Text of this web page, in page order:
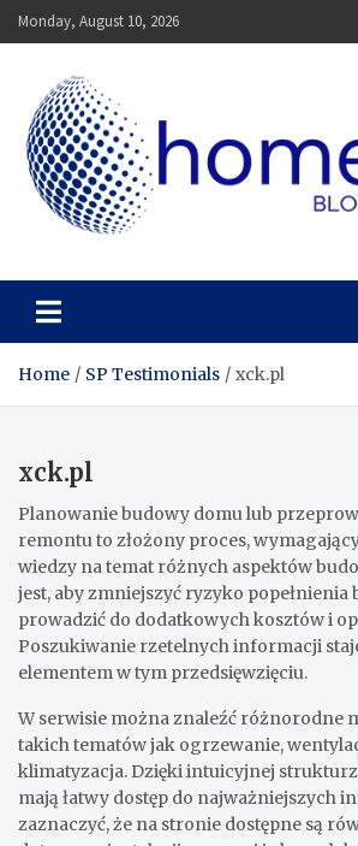
Skip
to
Monday, August 10, 2026
Homecrx
Home SP Testimonials xck.pl
xck.pl
Planowanie budowy domu lub
remontu to złożony proces,
wiedzy na temat różnych aspektów
jest, aby zmniejszyć ryzyko popełnienia
prowadzić do dodatkowych kosztów i
Poszukiwanie rzetelnych informacji
elementem w tym przedsięwzięciu.
W serwisie można znaleźć różnorodne
takich tematów jak ogrzewanie,
klimatyzacja. Dzięki intuicyjnej
mają łatwy dostęp do najważniejszych
zaznaczyć, że na stronie dostępne są